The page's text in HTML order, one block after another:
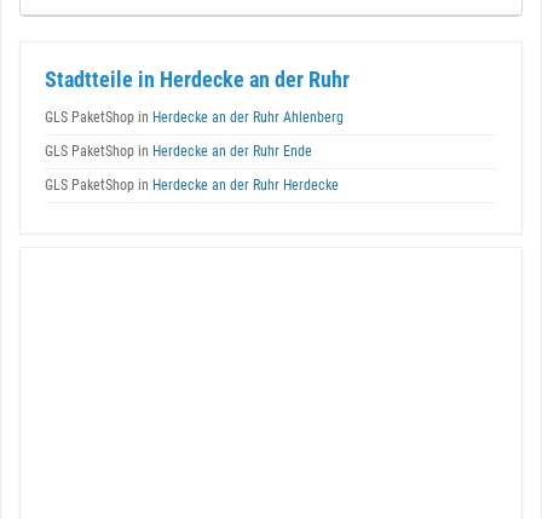
Stadtteile in Herdecke an der Ruhr
GLS PaketShop in Herdecke an der Ruhr Ahlenberg
GLS PaketShop in Herdecke an der Ruhr Ende
GLS PaketShop in Herdecke an der Ruhr Herdecke